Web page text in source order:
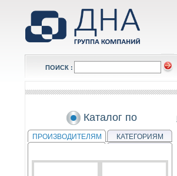
ПОИСК :
Каталог по
ПРОИЗВОДИТЕЛЯМ КАТЕГОРИЯМ